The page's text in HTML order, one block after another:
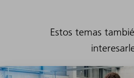
Estos temas